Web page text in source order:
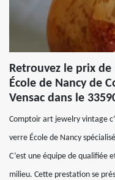
Retrouvez le prix
École de Nancy de
Vensac dans le
Comptoir art jewelry vintage
verre École de Nancy
C’est une équipe de qualifiée
milieu. Cette prestation se